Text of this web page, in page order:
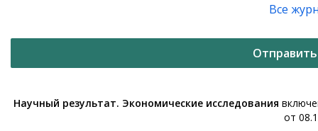
Все
Научный результат. Экономические исследования
от